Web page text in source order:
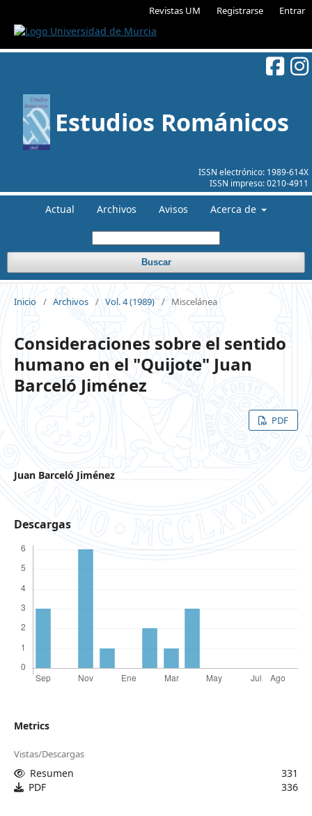
Revistas UM Registrarse Entrar
ISSN electrónico: 1989-614X
ISSN impreso:0210-4911
Estudios Románicos
Actual Archivos Avisos Acerca de
Buscar
Inicio / Archivos / Vol. 4 (1989) / Miscelánea
Consideraciones sobre el sentido
humano en el "Quijote" Juan
Barceló Jiménez
PDF
Juan Barceló Jiménez
Descargas
Metrics
Vistas/Descargas
Resumen
331
PDF
336